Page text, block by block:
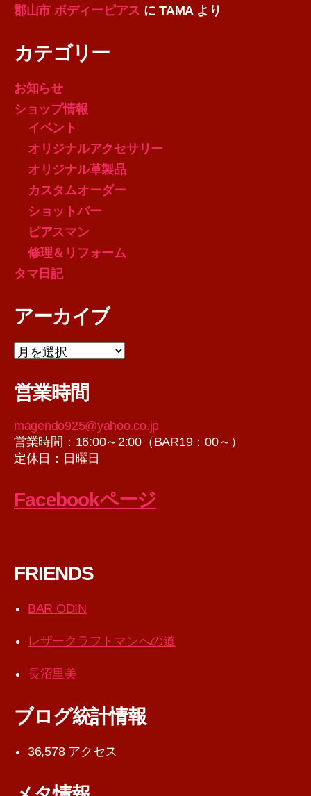
郡山市 ボディーピアス にTAMA より
カテゴリー
お知らせ
ショップ情報
イベント
オリジナルアクセサリー
オリジナル革製品
カスタムオーダー
ショットバー
ピアスマン
修理＆リフォーム
タマ日記
アーカイブ
ア
ー
イ
営業時間
magendo925@yahoo.co.jp
営業時間：16:00～2:00（BAR19：00～）
定休日：日曜日
Facebookページ
FRIENDS
BAR ODIN
レザークラフトマンへの道
長沼里美
ブログ統計情報
36,578 アクセス